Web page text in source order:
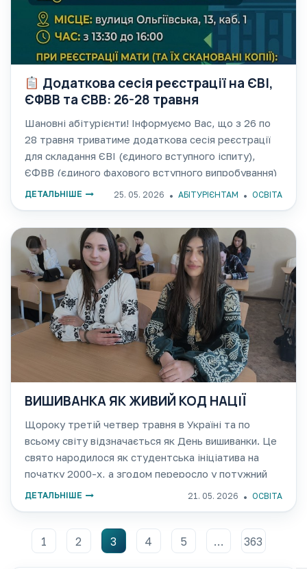
Додаткова сесія реєстрації на ЄВІ,
ЄФВВ та ЄВВ: 26-28 травня
Шановні абітурієнти! Інформуємо Вас, що з 26 по
28 травня триватиме додаткова сесія реєстрації
для складання ЄВІ (єдиного вступного іспиту),
ЄФВВ (єдиного фахового вступного випробування)
таЄВВ (єдиного вступного випробування),
25. 05. 2026 АБІТУРІЄНТАМ ОСВІТА
ДЕТАЛЬНІШЕ
ВИШИВАНКА ЯК ЖИВИЙ КОД НАЦІЇ
Щороку третій четвер травня в Україні та по
всьому світу відзначається як День вишиванки. Це
свято народилося як студентська ініціатива на
початку 2000-х, а згодом переросло у потужний
загальнонаціональний рух. Цього дня мільйони
21. 05. 2026 ОСВІТА
ДЕТАЛЬНІШЕ
1 2 3 4 5 … 363